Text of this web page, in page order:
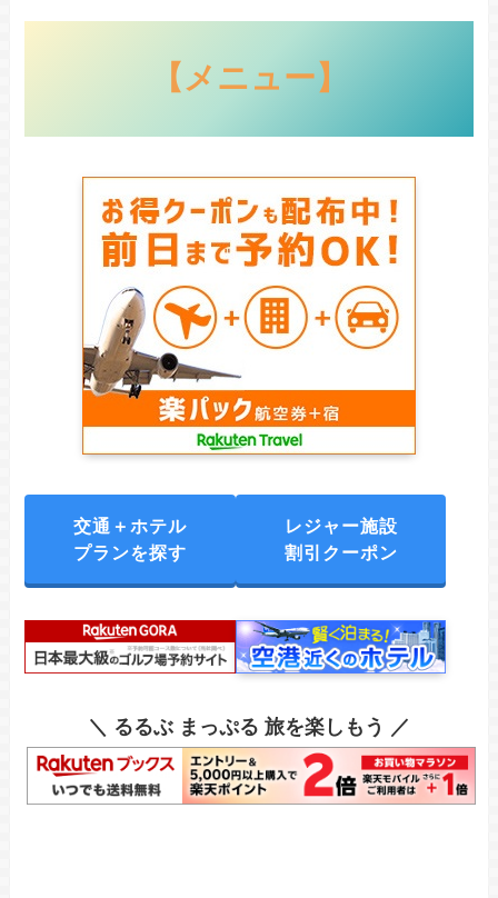
【メニュー】
交通＋ホテル
プランを探す
レジャー施設
割引クーポン
＼ るるぶ まっぷる 旅を楽しもう ／